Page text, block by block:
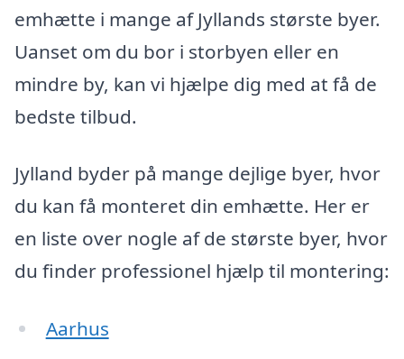
emhætte i mange af Jyllands største byer.
Uanset om du bor i storbyen eller en
mindre by, kan vi hjælpe dig med at få de
bedste tilbud.
Jylland byder på mange dejlige byer, hvor
du kan få monteret din emhætte. Her er
en liste over nogle af de største byer, hvor
du finder professionel hjælp til montering:
Aarhus